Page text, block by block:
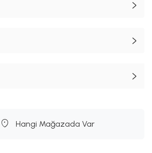
Hangi Mağazada Var